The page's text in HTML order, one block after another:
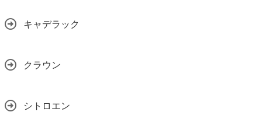
キャデラック
クラウン
シトロエン